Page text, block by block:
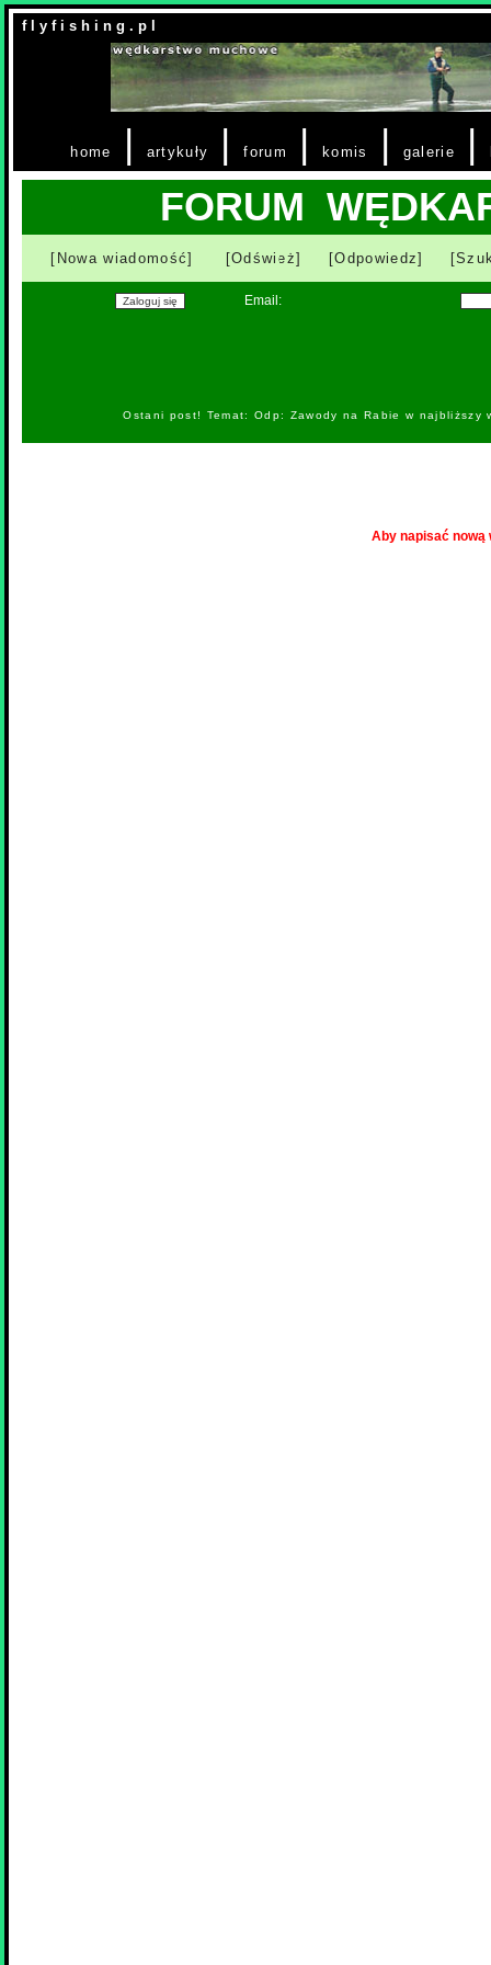
f l y f i s h i n g . p l
home | artykuły |forum | komis | galerie |
FORUM
[Nowa wiadomość] [Odśwież] [Odpowiedz]
Email:
Ostani post! Temat: Odp: Zawody na Rabie w
Aby napisać nową